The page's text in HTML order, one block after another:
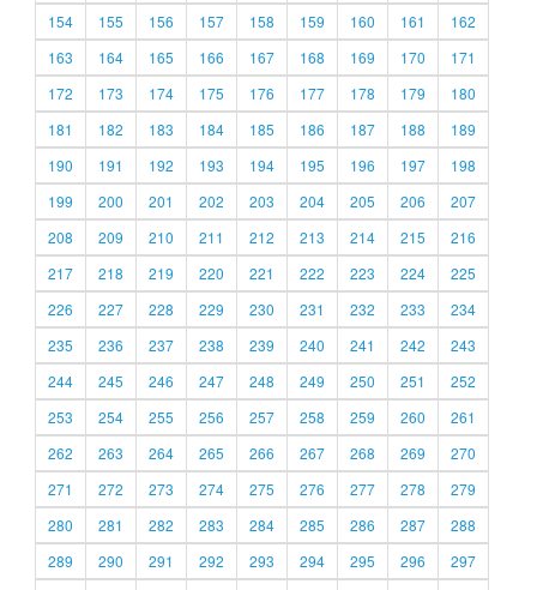
154
155 156 157 158 159 160 161
162
163
164 165 166 167 168 169 170
171
172
173 174 175 176 177 178 179
180
181
182 183 184 185 186 187 188
189
190
191 192 193 194 195 196 197
198
199
200 201 202 203 204 205 206
207
208
209 210 211 212 213 214 215
216
217
218 219 220 221 222 223 224
225
226
227 228 229 230 231 232 233
234
235
236 237 238 239 240 241 242
243
244
245 246 247 248 249 250 251
252
253
254 255 256 257 258 259 260
261
262
263 264 265 266 267 268 269
270
271
272 273 274 275 276 277 278
279
280
281 282 283 284 285 286 287
288
289
290 291 292 293 294 295 296
297